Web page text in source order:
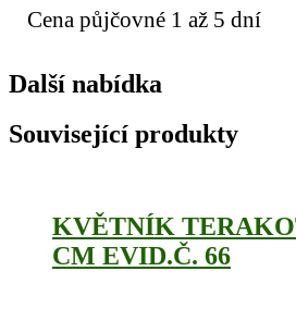
Cena půjčovné 1 až 5 dní
Další nabídka
Související produkty
KVĚTNÍK
CM EVID.Č. 66